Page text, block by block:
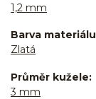
1,2 mm
Barva materiálu
Zlatá
Průměr kužele
3 mm